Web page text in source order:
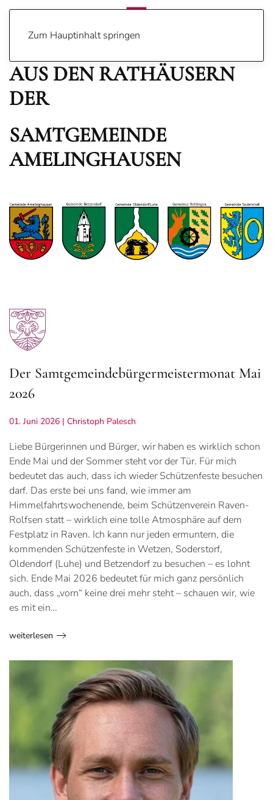
Zum Hauptinhalt springen
AUS DEN RATHÄUSERN
DER
SAMTGEMEINDE
AMELINGHAUSEN
Der Samtgemeindebürgermeistermonat Mai
2026
01. Juni 2026 | Christoph Palesch
Liebe Bürgerinnen und Bürger, wir haben es wirklich schon
Ende Mai und der Sommer steht vor der Tür. Für mich
bedeutet das auch, dass ich wieder Schützenfeste besuchen
darf. Das erste bei uns fand, wie immer am
Himmelfahrtswochenende, beim Schützenverein Raven-
Rolfsen statt – wirklich eine tolle Atmosphäre auf dem
Festplatz in Raven. Ich kann nur jeden ermuntern, die
kommenden Schützenfeste in Wetzen, Soderstorf,
Oldendorf (Luhe) und Betzendorf zu besuchen – es lohnt
sich. Ende Mai 2026 bedeutet für mich ganz persönlich
auch, dass „vorn“ keine drei mehr steht – schauen wir, wie
es mit ein…
weiterlesen